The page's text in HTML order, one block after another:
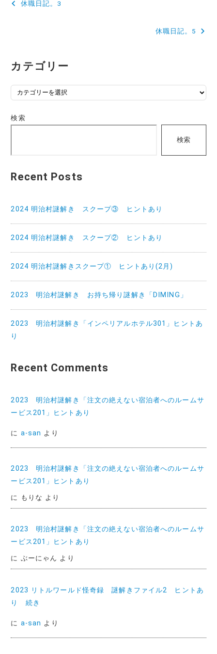
ゲ
ー
ョ
休職日記。3
休職日記。5
カテゴリー
カ
テ
ゴ
リ
検索
検索
Recent Posts
2024 明治村謎解き スクープ③ ヒントあり
2024 明治村謎解き スクープ② ヒントあり
2024 明治村謎解きスクープ① ヒントあり(2月)
2023 明治村謎解き お持ち帰り謎解き「DIMING」
2023 明治村謎解き「インペリアルホテル301」ヒントあ
り
Recent Comments
2023 明治村謎解き「注文の絶えない宿泊者へのルームサ
ービス201」ヒントあり
に a-san より
2023 明治村謎解き「注文の絶えない宿泊者へのルームサ
ービス201」ヒントあり
に もりな より
2023 明治村謎解き「注文の絶えない宿泊者へのルームサ
ービス201」ヒントあり
に ぶーにゃん より
2023 リトルワールド怪奇録 謎解きファイル2 ヒントあ
り 続き
に a-san より